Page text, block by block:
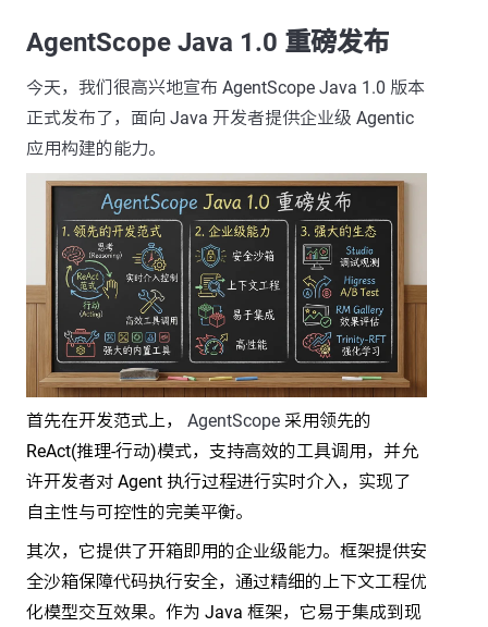
AgentScope Java 1.0 重磅发布
今天，我们很高兴地宣布 AgentScope Java 1.0 版本
正式发布了，面向 Java 开发者提供企业级 Agentic
应用构建的能力。
首先在开发范式上， AgentScope 采用领先的
ReAct(推理-行动)模式，支持高效的工具调用，并允
许开发者对 Agent 执行过程进行实时介入，实现了
自主性与可控性的完美平衡。
其次，它提供了开箱即用的企业级能力。框架提供安
全沙箱保障代码执行安全，通过精细的上下文工程优
化模型交互效果。作为 Java 框架，它易于集成到现